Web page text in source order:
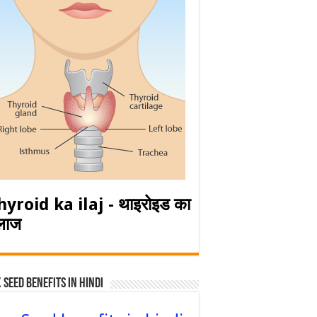
ka ilaj - थाइरोइड का
Seed Benefits in hindi